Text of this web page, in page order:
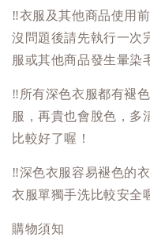
‼️衣服及其他商品使用
沒問題後請先執行一次
服或其他商品發生暈染
‼️ 所有深色衣服都有褪
服，再貴也會脫色，多
比較好了喔！
‼️深色衣服容易褪色的
衣服單獨手洗比較安全
購物須知